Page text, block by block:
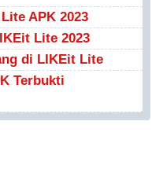
APK 2023
Lite 2023
di LIKEit Lite
Terbukti